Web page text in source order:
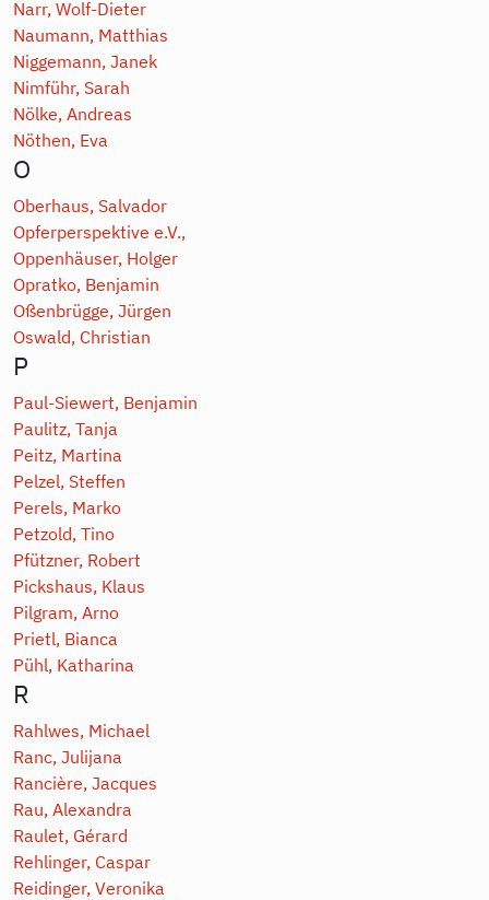
Narr, Wolf-Dieter
Naumann, Matthias
Niggemann, Janek
Nimführ, Sarah
Nölke, Andreas
Nöthen, Eva
O
Oberhaus, Salvador
Opferperspektive e.V.,
Oppenhäuser, Holger
Opratko, Benjamin
Oßenbrügge, Jürgen
Oswald, Christian
P
Paul-Siewert, Benjamin
Paulitz, Tanja
Peitz, Martina
Pelzel, Steffen
Perels, Marko
Petzold, Tino
Pfützner, Robert
Pickshaus, Klaus
Pilgram, Arno
Prietl, Bianca
Pühl, Katharina
R
Rahlwes, Michael
Ranc, Julijana
Rancière, Jacques
Rau, Alexandra
Raulet, Gérard
Rehlinger, Caspar
Reidinger, Veronika